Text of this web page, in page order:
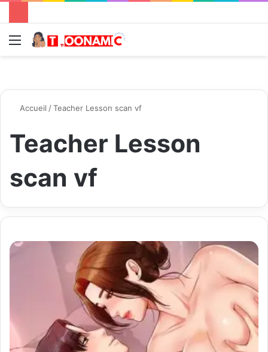
Menu
Accueil /Teacher Lesson scan vf
Teacher Lesson
scan vf